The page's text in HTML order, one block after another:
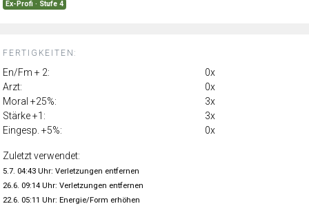
Ex-Profi · Stufe 4
FERTIGKEITEN:
En/Fm + 2:
0x
Arzt:
0x
Moral +25%:
3x
Stärke +1:
3x
Eingesp. +5%:
0x
Zuletzt verwendet:
5.7. 04:43 Uhr: Verletzungen entfernen
26.6. 09:14 Uhr: Verletzungen entfernen
22.6. 05:11 Uhr: Energie/Form erhöhen